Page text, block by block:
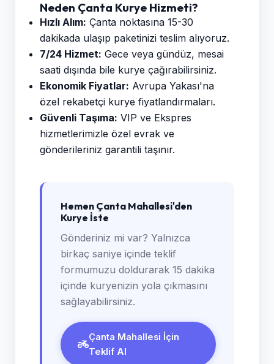
Neden Çanta Kurye Hizmeti?
Hızlı Alım: Çanta noktasına 15-30
dakikada ulaşıp paketinizi teslim alıyoruz.
7/24 Hizmet: Gece veya gündüz, mesai
saati dışında bile kurye çağırabilirsiniz.
Ekonomik Fiyatlar: Avrupa Yakası'na
özel rekabetçi kurye fiyatlandırmaları.
Güvenli Taşıma: VIP ve Ekspres
hizmetlerimizle özel evrak ve
gönderileriniz garantili taşınır.
Hemen Çanta Mahallesi'den
Kurye İste
Gönderiniz mi var? Yalnızca
birkaç saniye içinde teklif
formumuzu doldurarak 15 dakika
içinde kuryenizin yola çıkmasını
sağlayabilirsiniz.
Çanta Mahallesi İçin
Teklif Al